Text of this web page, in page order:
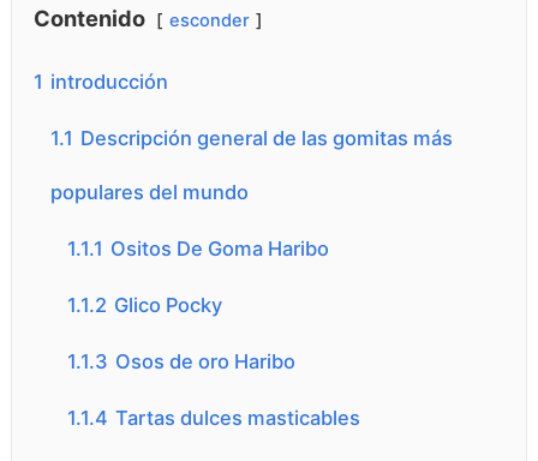
Contenido esconder
1 introducción
1.1 Descripción general de las gomitas más
populares del mundo
1.1.1 Ositos De Goma Haribo
1.1.2 Glico Pocky
1.1.3 Osos de oro Haribo
1.1.4 Tartas dulces masticables